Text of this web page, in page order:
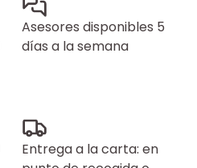
Asesores disponibles 5
días a la semana
Entrega a la carta: en